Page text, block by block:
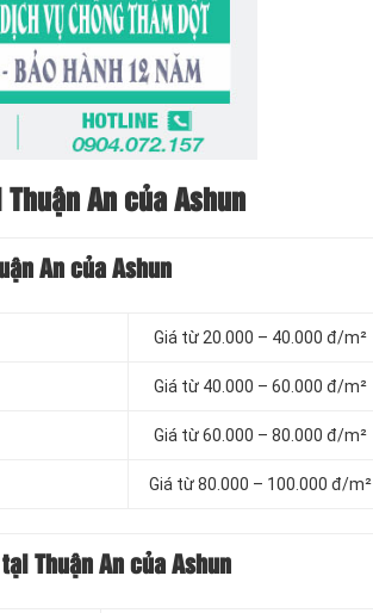
An của Ashun
An của Ashun
Giá từ 20.000 – 40.000 đ/m²
Giá từ 40.000 – 60.000 đ/m²
Giá từ 60.000 – 80.000 đ/m²
Giá từ 80.000 – 100.000 đ/m²
Thuận An của Ashun